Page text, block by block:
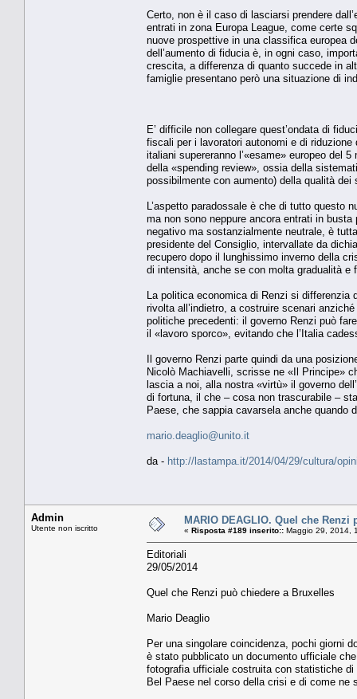
Certo, non è il caso di lasciarsi prendere
entrati in zona Europa League, come certe
nuove prospettive in una classifica europea
dell’aumento di fiducia è, in ogni caso,
crescita, a differenza di quanto succede in
famiglie presentano però una situazione di
E’ difficile non collegare quest’ondata di
fiscali per i lavoratori autonomi e di
italiani supereranno l’«esame» europeo del
della «spending review», ossia della
possibilmente con aumento) della qualità
L’aspetto paradossale è che di tutto questo
ma non sono neppure ancora entrati in
negativo ma sostanzialmente neutrale, è
presidente del Consiglio, intervallate da
recupero dopo il lunghissimo inverno della
di intensità, anche se con molta gradualità e
La politica economica di Renzi si differenzia
rivolta all’indietro, a costruire scenari
politiche precedenti: il governo Renzi può
il «lavoro sporco», evitando che l’Italia
Il governo Renzi parte quindi da una
Nicolò Machiavelli, scrisse ne «Il Principe»
lascia a noi, alla nostra «virtù» il governo
di fortuna, il che – cosa non trascurabile –
Paese, che sappia cavarsela anche quando
mario.deaglio@unito.it
da - http://lastampa.it/2014/04/29/cultura/
Admin
Utente non iscritto
MARIO DEAGLIO. Quel che
« Risposta #189 inserito:: Maggio 29, 2014,
Editoriali
29/05/2014
Quel che Renzi può chiedere a Bruxelles
Mario Deaglio
Per una singolare coincidenza, pochi giorni
è stato pubblicato un documento ufficiale
fotografia ufficiale costruita con statistiche
Bel Paese nel corso della crisi e di come ne